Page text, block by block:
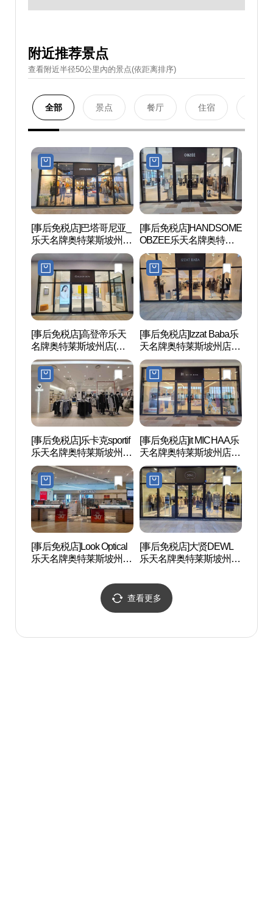
附近推荐景点
查看附近半径50公里內的景点(依距离排序)
全部 景点 餐厅 住宿
[事后免税店]巴塔哥尼亚_
乐天名牌奥特莱斯坡州店
(파타고니아 롯데프리미
엄아울렛 파주점)
[事后免税店]HANDSOME
OBZEE乐天名牌奥特莱
斯坡州店(오브제 롯데프
리미엄아울렛 파주점)
[事后免税店]高登帝乐天
名牌奥特莱斯坡州店(골
든듀 롯데프리미엄아울
렛 파주점)
[事后免税店]Izzat Baba乐
天名牌奥特莱斯坡州店
(아이잗바바 롯데프리미
엄아울렛 파주점)
[事后免税店]乐卡克sportif
乐天名牌奥特莱斯坡州店
(르꼬끄스포르티브 롯데
프리미엄아울렛 파주점)
[事后免税店]it MICHAA乐
天名牌奥特莱斯坡州店
(잇미샤 롯데프리미엄아
울렛 파주점)
[事后免税店]Look Optical
乐天名牌奥特莱斯坡州店
[事后免税店]大贤DEWL
乐天名牌奥特莱斯坡州店
렛 파주점)
查看更多